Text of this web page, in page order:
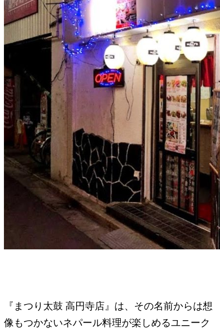
『まつり太鼓 高円寺店』は、その名前からは想
像もつかないネパール料理が楽しめるユニーク